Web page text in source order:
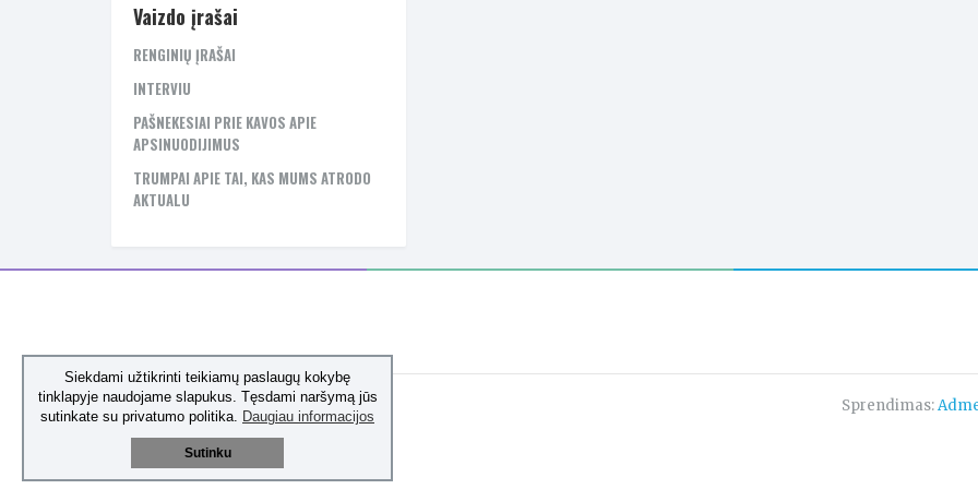
Siekdami užtikrinti teikiamų paslaugų kokybę
tinklapyje naudojame slapukus. Tęsdami naršymą jūs
sutinkate su privatumo politika. Daugiau informacijos
Sutinku
Vaizdo įrašai
RENGINIŲ ĮRAŠAI
INTERVIU
PAŠNEKESIAI PRIE KAVOS APIE
APSINUODIJIMUS
TRUMPAI APIE TAI, KAS MUMS ATRODO
AKTUALU
Sprendimas: